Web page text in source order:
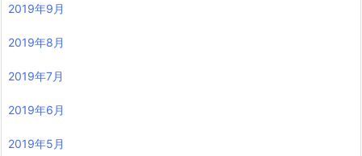
2019年9月
2019年8月
2019年7月
2019年6月
2019年5月